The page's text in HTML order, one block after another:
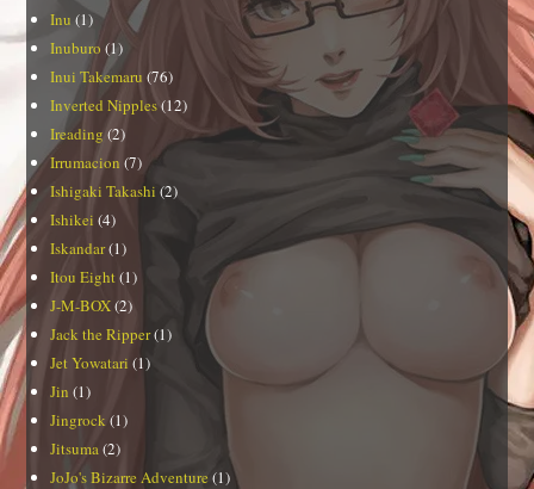
Inu (1)
Inuburo (1)
Inui Takemaru (76)
Inverted Nipples(12)
Ireading(2)
Irrumacion (7)
Ishigaki Takashi (2)
Ishikei (4)
Iskandar(1)
Itou Eight (1)
J-M-BOX(2)
Jack the Ripper(1)
Jet Yowatari (1)
Jin (1)
Jingrock (1)
Jitsuma (2)
JoJo's Bizarre Adventure (1)